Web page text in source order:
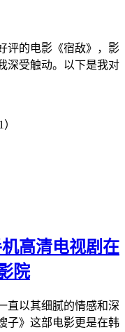
评的电影《宿敌》，影
深受触动。以下是我对
高清电视剧在
院
直以其细腻的情感和深
子》这部电影更是在韩